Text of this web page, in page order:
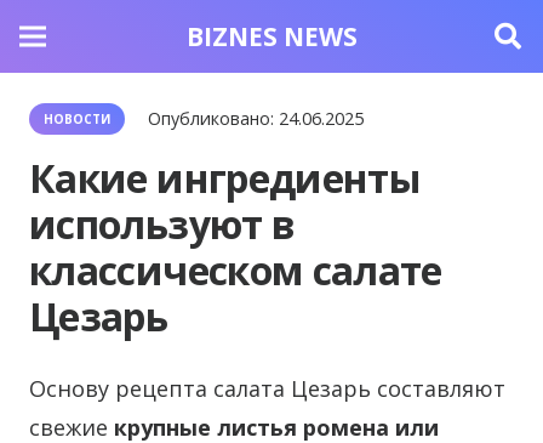
BIZNES NEWS
НОВОСТИ Опубликовано: 24.06.2025
Какие ингредиенты
используют в
классическом салате
Цезарь
Основу рецепта салата Цезарь составляют
свежие крупные листья ромена или